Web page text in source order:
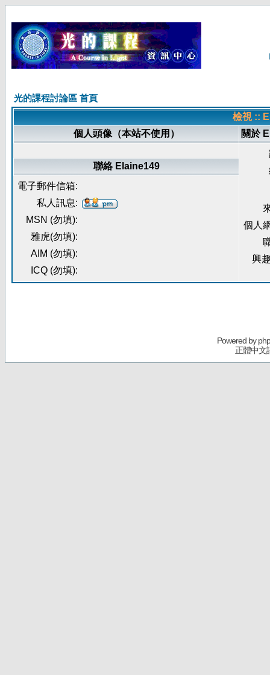
光的課程討論區 首頁
檢視 ::
個人頭像（本站不使用）
關於
個人
興
聯絡 Elaine149
電子郵件信箱:
私人訊息:
MSN (勿填):
雅虎(勿填):
AIM (勿填):
ICQ (勿填):
Powered by
正體中文